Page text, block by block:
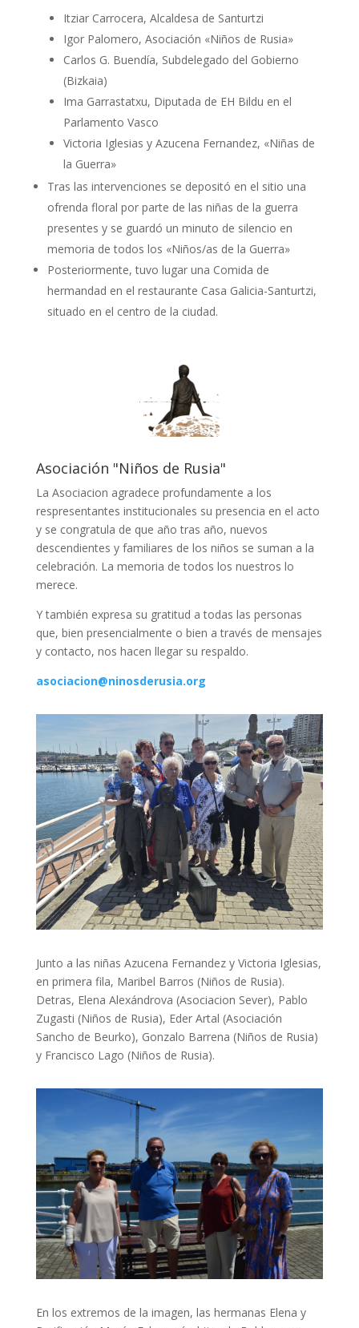
Itziar Carrocera, Alcaldesa de Santurtzi
Igor Palomero, Asociación «Niños de Rusia»
Carlos G. Buendía, Subdelegado del Gobierno
(Bizkaia)
Ima Garrastatxu, Diputada de EH Bildu en el
Parlamento Vasco
Victoria Iglesias y Azucena Fernandez, «Niñas de
la Guerra»
Tras las intervenciones se depositó en el sitio una
ofrenda floral por parte de las niñas de la guerra
presentes y se guardó un minuto de silencio en
memoria de todos los «Niños/as de la Guerra»
Posteriormente, tuvo lugar una Comida de
hermandad en el restaurante Casa Galicia-Santurtzi,
situado en el centro de la ciudad.
Asociación "Niños de Rusia"
La Asociacion agradece profundamente a los
respresentantes institucionales su presencia en el acto
y se congratula de que año tras año, nuevos
descendientes y familiares de los niños se suman a la
celebración. La memoria de todos los nuestros lo
merece.
Y también expresa su gratitud a todas las personas
que, bien presencialmente o bien a través de mensajes
y contacto, nos hacen llegar su respaldo.
asociacion@ninosderusia.org
Junto a las niñas Azucena Fernandez y Victoria Iglesias,
en primera fila, Maribel Barros (Niños de Rusia).
Detras, Elena Alexándrova (Asociacion Sever), Pablo
Zugasti (Niños de Rusia), Eder Artal (Asociación
Sancho de Beurko), Gonzalo Barrena (Niños de Rusia)
y Francisco Lago (Niños de Rusia).
En los extremos de la imagen, las hermanas Elena y